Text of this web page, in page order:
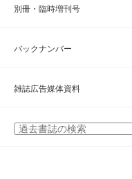
別冊・臨時増刊号
バックナンバー
雑誌広告媒体資料